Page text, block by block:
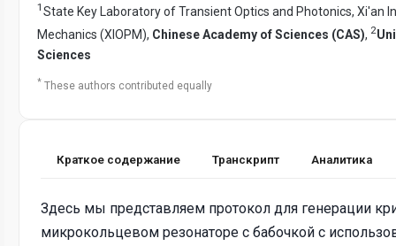
1 State Key Laboratory of Transient Optics and Photonics, Xi'an
Mechanics (XIOPM), Chinese Academy of Sciences (CAS), 2
Sciences
* These authors contributed equally
Краткое содержание Транскрипт Аналитика
Здесь мы представляем протокол для генерации
микрокольцевом резонаторе с бабочкой с